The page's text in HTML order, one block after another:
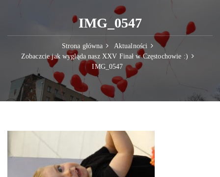
IMG_0547
Strona główna
Aktualności
Zobaczcie jak wygląda nasz XXV Finał w Częstochowie :)
IMG_0547